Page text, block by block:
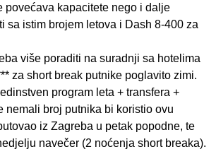
povećava kapacitete nego i dalje
sa istim brojem letova i Dash 8-400 za
više poraditi na suradnji sa hotelima
za short break putnike poglavito zimi.
program leta + transfera +
nemali broj putnika bi koristio ovu
iz Zagreba u petak popodne, te
navečer (2 noćenja short breaka).